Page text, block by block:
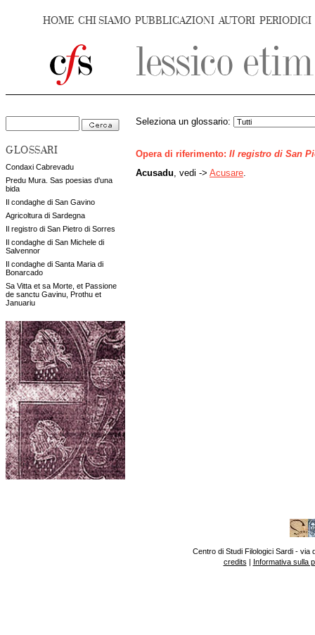
HOME CHI SIAMO PUBBLICAZIONI AUTORI PERIODICI
GLOSSARI
Condaxi Cabrevadu
Predu Mura. Sas poesias d'una
bida
Il condaghe di San Gavino
Agricoltura di Sardegna
Il registro di San Pietro di Sorres
Il condaghe di San Michele di
Salvennor
Il condaghe di Santa Maria di
Bonarcado
Sa Vitta et sa Morte, et Passione
de sanctu Gavinu, Prothu et
Januariu
Seleziona un glossario:
Opera di riferimento: Il registro di San
Acusadu , vedi -> Acusare
Centro di Studi Filologici Sardi - via
credits | Informativa sulla